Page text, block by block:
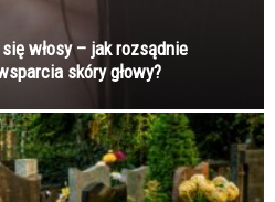
włosy – jak rozsądnie
skóry głowy?